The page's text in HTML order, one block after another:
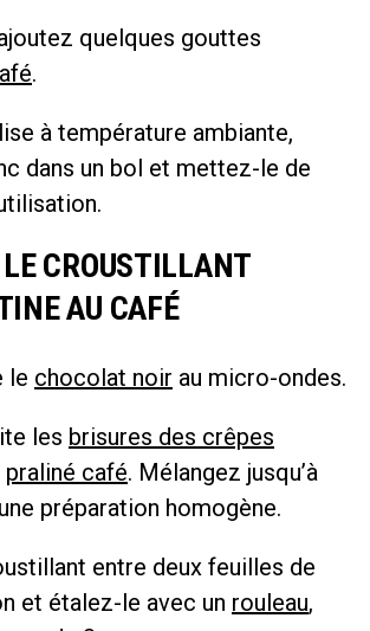
quelques gouttes
.
à température ambiante,
dans un bol et mettez-le de
CROUSTILLANT
AU CAFÉ
le chocolat noir au micro-ondes.
les brisures des crêpes
praliné café. Mélangez jusqu’à
préparation homogène.
entre deux feuilles de
et étalez-le avec un rouleau,